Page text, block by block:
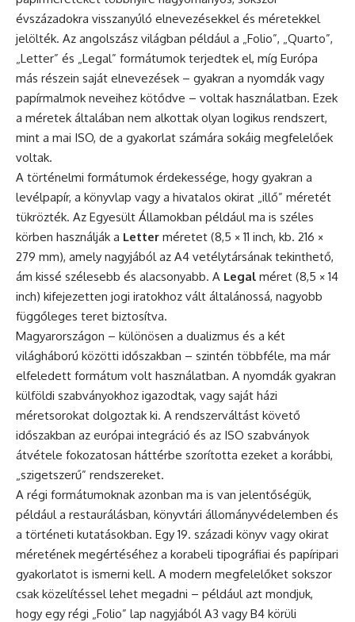
évszázadokra visszanyúló elnevezésekkel és méretekkel
jelölték. Az angolszász világban például a „Folio”, „Quarto”,
„Letter” és „Legal” formátumok terjedtek el, míg Európa
más részein saját elnevezések – gyakran a nyomdák vagy
papírmalmok neveihez kötődve – voltak használatban. Ezek
a méretek általában nem alkottak olyan logikus rendszert,
mint a mai ISO, de a gyakorlat számára sokáig megfelelőek
voltak.
A történelmi formátumok érdekessége, hogy gyakran a
levélpapír, a könyvlap vagy a hivatalos okirat „illő” méretét
tükrözték. Az Egyesült Államokban például ma is széles
körben használják a Letter méretet (8,5 × 11 inch, kb. 216 ×
279 mm), amely nagyjából az A4 vetélytársának tekinthető,
ám kissé szélesebb és alacsonyabb. A Legal méret (8,5 × 14
inch) kifejezetten jogi iratokhoz vált általánossá, nagyobb
függőleges teret biztosítva.
Magyarországon – különösen a dualizmus és a két
világháború közötti időszakban – szintén többféle, ma már
elfeledett formátum volt használatban. A nyomdák gyakran
külföldi szabványokhoz igazodtak, vagy saját házi
méretsorokat dolgoztak ki. A rendszerváltást követő
időszakban az európai integráció és az ISO szabványok
átvétele fokozatosan háttérbe szorította ezeket a korábbi,
„szigetszerű” rendszereket.
A régi formátumoknak azonban ma is van jelentőségük,
például a restaurálásban, könyvtári állományvédelemben és
a történeti kutatásokban. Egy 19. századi könyv vagy okirat
méretének megértéséhez a korabeli tipográfiai és papíripari
gyakorlatot is ismerni kell. A modern megfelelőket sokszor
csak közelítéssel lehet megadni – például azt mondjuk,
hogy egy régi „Folio” lap nagyjából A3 vagy B4 körüli